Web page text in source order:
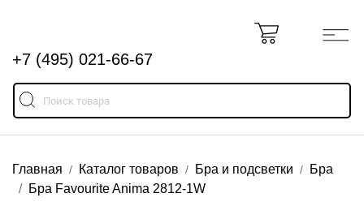
+7 (495) 021-66-67
Главная Каталог товаров Бра и подсветки
Бра
Бра Favourite Anima 2812-1W